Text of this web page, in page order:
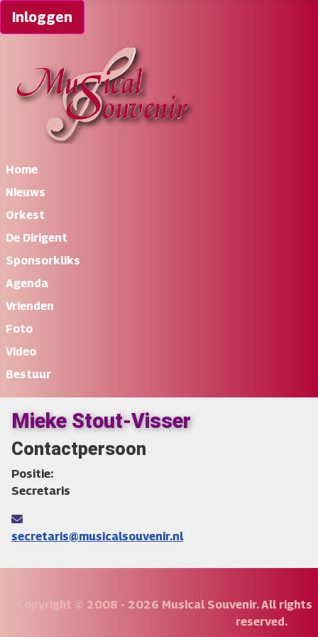
Inloggen
Home
Nieuws
Orkest
De Dirigent
Sponsorkliks
Agenda
Vrienden
Foto
Video
Bestuur
Mieke Stout-Visser
Contactpersoon
Positie:
Secretaris
E-mailadres:
secretaris@musicalsouvenir.nl
Copyright © 2008 - 2026 Musical Souvenir. All rights
reserved.